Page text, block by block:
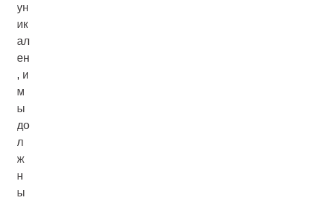
ун
ик
ал
ен
, и
м
ы
до
л
ж
н
ы